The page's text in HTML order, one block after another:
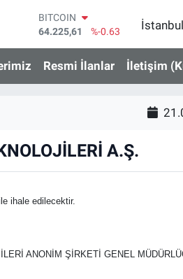
BITCOIN
64.225,61
%-0.63
47,7143
%0.16
EURO
55,0317
%-0.02
6510.40
%0.45
BİST100
13.799
%70
İstanbul
Resmi İlanlar İletişim
A.Ş.
ihale edilecektir.
ANONİM ŞİRKETİ GENEL